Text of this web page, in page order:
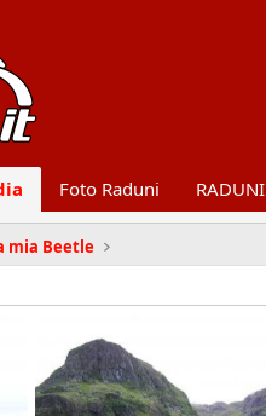
Foto Raduni RADUNI
mia Beetle